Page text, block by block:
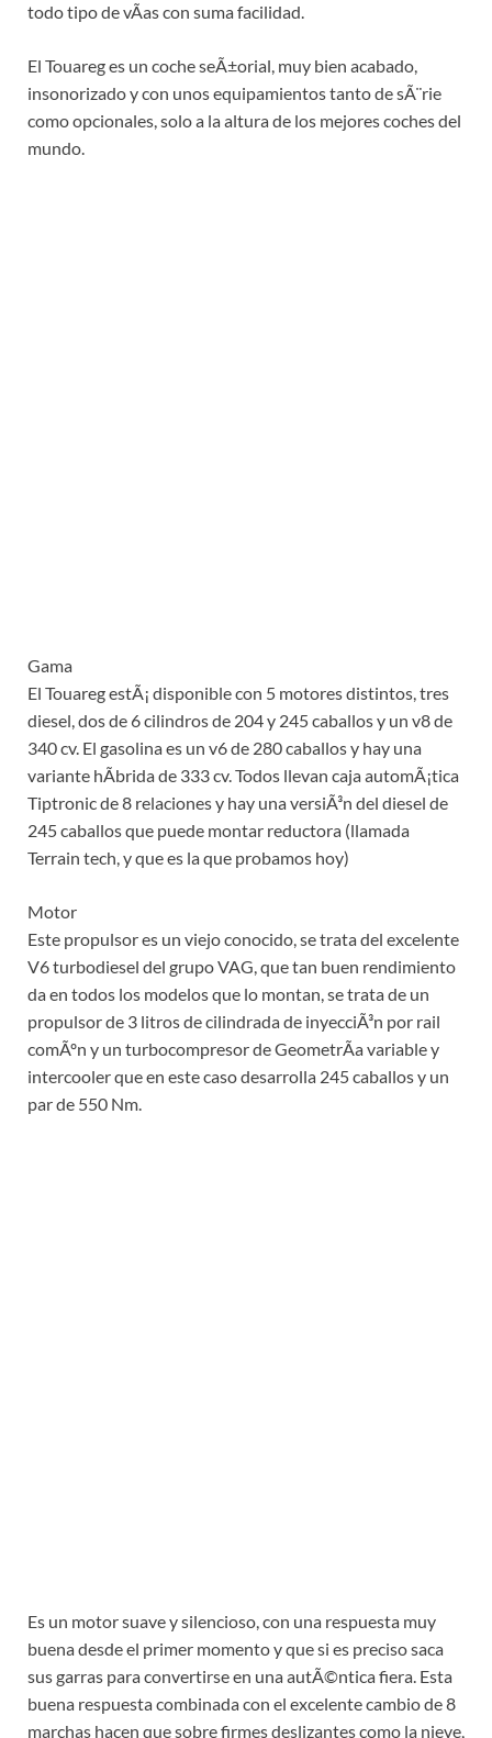
todo tipo de vÃ­as con suma facilidad.
El Touareg es un coche seÃ±orial, muy bien acabado,
insonorizado y con unos equipamientos tanto de sÃ¨rie
como opcionales, solo a la altura de los mejores coches del
mundo.
Gama
El Touareg estÃ¡ disponible con 5 motores distintos, tres
diesel, dos de 6 cilindros de 204 y 245 caballos y un v8 de
340 cv. El gasolina es un v6 de 280 caballos y hay una
variante hÃ­brida de 333 cv. Todos llevan caja automÃ¡tica
Tiptronic de 8 relaciones y hay una versiÃ³n del diesel de
245 caballos que puede montar reductora (llamada
Terrain tech, y que es la que probamos hoy)
Motor
Este propulsor es un viejo conocido, se trata del excelente
V6 turbodiesel del grupo VAG, que tan buen rendimiento
da en todos los modelos que lo montan, se trata de un
propulsor de 3 litros de cilindrada de inyecciÃ³n por rail
comÃºn y un turbocompresor de GeometrÃ­a variable y
intercooler que en este caso desarrolla 245 caballos y un
par de 550 Nm.
Es un motor suave y silencioso, con una respuesta muy
buena desde el primer momento y que si es preciso saca
sus garras para convertirse en una autÃ©ntica fiera. Esta
buena respuesta combinada con el excelente cambio de 8
marchas hacen que sobre firmes deslizantes como la nieve,